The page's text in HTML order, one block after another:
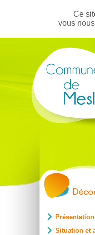
Ce
vous
Présentation
Situation et